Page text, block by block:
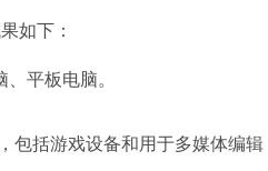
如下：
平板电脑。
包括游戏设备和用于多媒体编辑